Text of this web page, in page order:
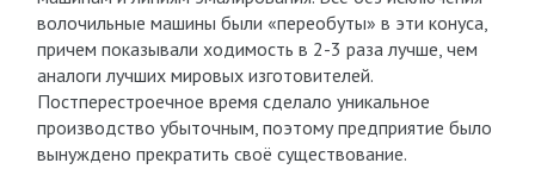
волочильные машины были «переобуты» в эти конуса,
причем показывали ходимость в 2-3 раза лучше, чем
аналоги лучших мировых изготовителей.
Постперестроечное время сделало уникальное
производство убыточным, поэтому предприятие было
вынуждено прекратить своё существование.